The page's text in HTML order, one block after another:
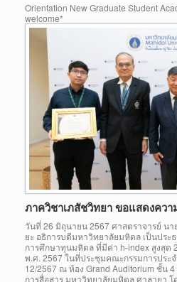
Orientation New Graduate Student
welcome*
ภาควิชาเภสัชวิทยา ขอแสดงคว
วันที่ 26 มิถุนายน 2567 ศาสตราจารย์ น
ยะ อธิการบดีมหาวิทยาลัยมหิดล เป็นประ
การศึกษาทุนมหิดล ที่มีค่า h-index สูงสุด
พ.ศ. 2567 ในที่ประชุมคณะกรรมการประ
12/2567 ณ ห้อง Grand Auditorium ชั้น
การสื่อสาร มหาวิทยาลัยมหิดล ศาลายา